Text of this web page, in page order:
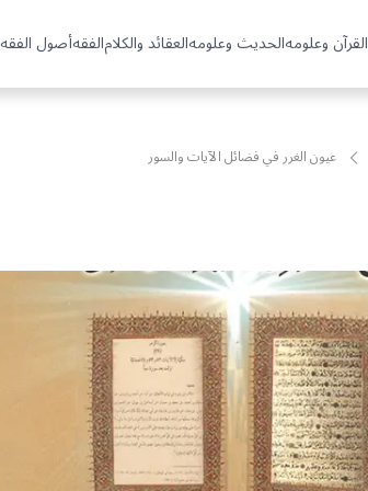
القرآن وعلومهالحديث وعلومهالعقائد والكلامالفقهأصول الفقه
عيون الغرر في فضائل الآيات والسور